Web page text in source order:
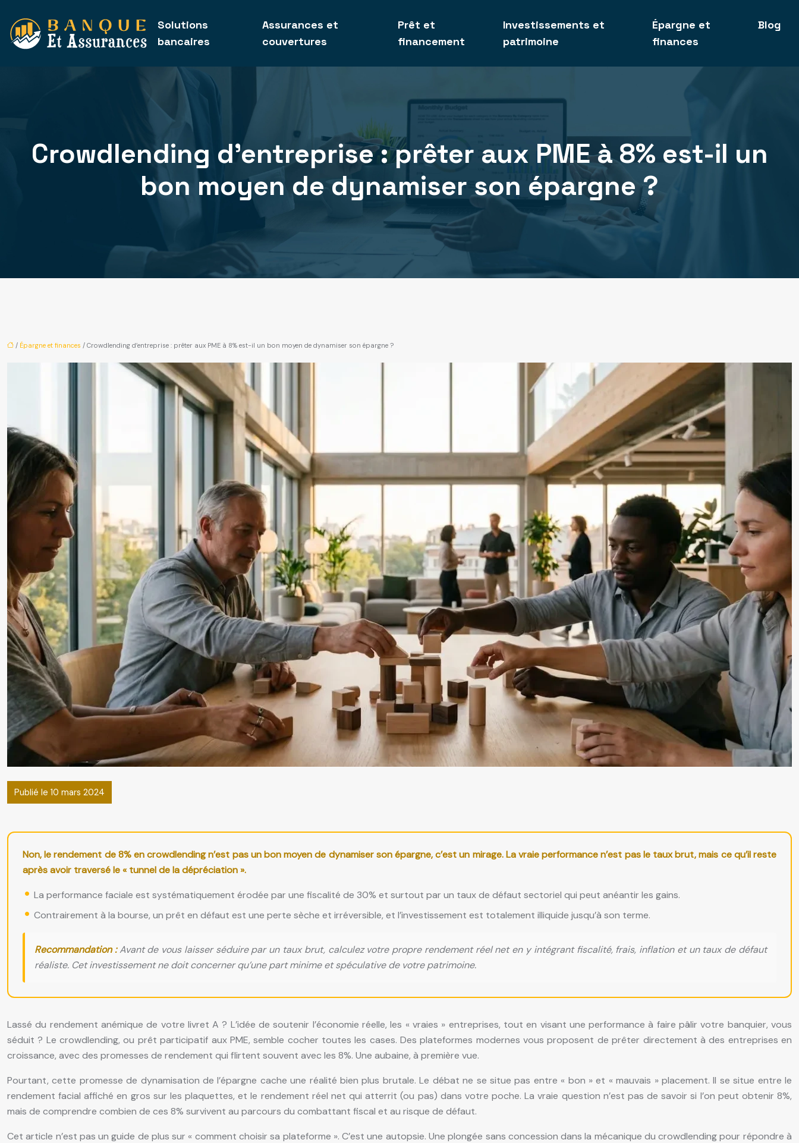
Solutions
bancaires
Assurances et
couvertures
Prêt et
financement
Investissements et
patrimoine
Épargne et
finances
Blog
Crowdlending d’entreprise : prêter aux PME à 8% est-il un
bon moyen de dynamiser son épargne ?
/ Épargne et finances / Crowdlending d’entreprise : prêter aux PME à 8% est-il un bon moyen de dynamiser son épargne ?
Publié le 10 mars 2024
Non, le rendement de 8% en crowdlending n’est pas un bon moyen de dynamiser son épargne, c’est un mirage. La vraie performance n’est pas le taux brut, mais ce qu’il reste
après avoir traversé le « tunnel de la dépréciation ».
La performance faciale est systématiquement érodée par une fiscalité de 30% et surtout par un taux de défaut sectoriel qui peut anéantir les gains.
Contrairement à la bourse, un prêt en défaut est une perte sèche et irréversible, et l’investissement est totalement illiquide jusqu’à son terme.
Recommandation :Avant de vous laisser séduire par un taux brut, calculez votre propre rendement réel net en y intégrant fiscalité, frais, inflation et un taux de défaut
réaliste. Cet investissement ne doit concerner qu’une part minime et spéculative de votre patrimoine.
Lassé du rendement anémique de votre livret A ? L’idée de soutenir l’économie réelle, les « vraies » entreprises, tout en visant une performance à faire pâlir votre banquier, vous
séduit ? Le crowdlending, ou prêt participatif aux PME, semble cocher toutes les cases. Des plateformes modernes vous proposent de prêter directement à des entreprises en
croissance, avec des promesses de rendement qui flirtent souvent avec les 8%. Une aubaine, à première vue.
Pourtant, cette promesse de dynamisation de l’épargne cache une réalité bien plus brutale. Le débat ne se situe pas entre « bon » et « mauvais » placement. Il se situe entre le
rendement facial affiché en gros sur les plaquettes, et le rendement réel net qui atterrit (ou pas) dans votre poche. La vraie question n’est pas de savoir si l’on peut obtenir 8%,
mais de comprendre combien de ces 8% survivent au parcours du combattant fiscal et au risque de défaut.
Cet article n’est pas un guide de plus sur « comment choisir sa plateforme ». C’est une autopsie. Une plongée sans concession dans la mécanique du crowdlending pour répondre à